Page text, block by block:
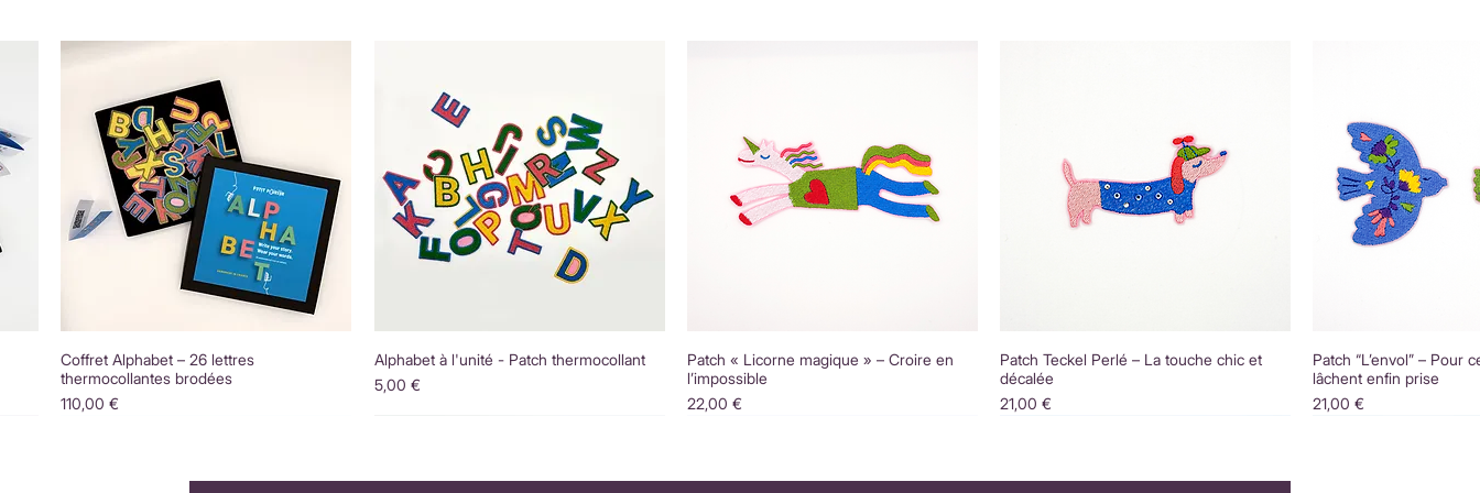
Coffret Alphabet – 26 lettres
thermocollantes brodées
Prix
110,00 €
Alphabet à l'unité - Patch thermocollant
Prix
5,00 €
Patch « Licorne magique » – Croire en
l’impossible
Prix
22,00 €
Patch Teckel Perlé – La touche chic et
décalée
Prix
21,00 €
Patch “L’envol” – Pour
lâchent enfin prise
Prix
21,00 €